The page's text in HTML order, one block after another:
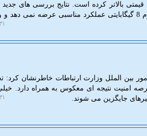
بالاتر کرده است. نتایج بررسی های جدید
بین الملل وزارت ارتباطات خاطرنشان کرد:
امنیت نتیجه ای معکوس به همراه دارد.
جایگزین می شوند.